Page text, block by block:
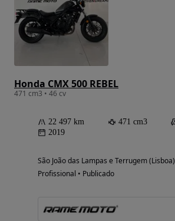
Honda CMX 500 REBEL
471 cm3 • 46 cv
22 497 km 471 cm3
2019
São João das Lampas e Terrugem (Lisboa)
Profissional • Publicado